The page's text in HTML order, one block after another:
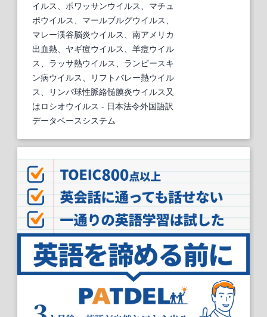
イルス、ポワッサンウイルス、マチュ
ポウイルス、マールブルグウイルス、
マレー渓谷脳炎ウイルス、南アメリカ
出血熱、ヤギ痘ウイルス、羊痘ウイル
ス、ラッサ熱ウイルス、ランピースキ
ン病ウイルス、リフトバレー熱ウイル
ス、リンパ球性脈絡髄膜炎ウイルス又
はロシオウイルス - 日本法令外国語訳
データベースシステム